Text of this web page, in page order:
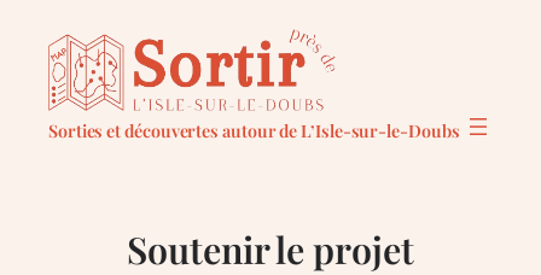
contenu
Sorties et découvertes autour de L’Isle-sur-le-Doubs
Soutenir le projet